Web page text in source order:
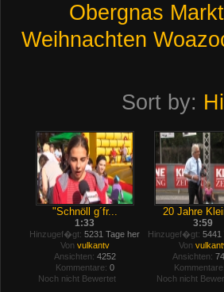
Obergnas
Weihnachten
Sort by:
"Schnöll g´fr...
1:33
Hinzugef�gt: 5231 Tage her
Von vulkantv
Ansichten: 4252
Kommentare: 0
Noch nicht Bewertet
20 Jahre
3:59
Hinzugef�gt: 5441
Von
Ansichten:
Kommentare:
Noch nicht